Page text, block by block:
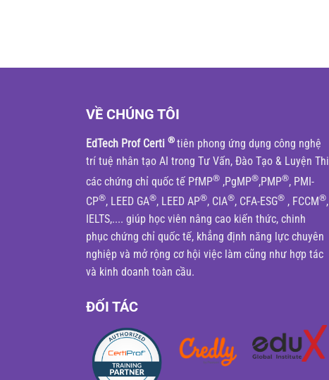
VỀ CHÚNG TÔI
EdTech Prof Certi ® tiên phong ứng dụng công nghệ
trí tuệ nhân tạo AI trong Tư Vấn, Đào Tạo & Luyện Thi
các chứng chỉ quốc tế PfMP® ,PgMP®,PMP®, PMI-
CP®, LEED GA®, LEED AP®, CIA®, CFA-ESG® , FCCM®,
IELTS,.... giúp học viên nâng cao kiến thức, chinh
phục chứng chỉ quốc tế, khẳng định năng lực chuyên
nghiệp và mở rộng cơ hội việc làm cũng như hợp tác
và kinh doanh toàn cầu.
ĐỐI TÁC